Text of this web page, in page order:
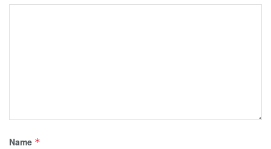
Name *